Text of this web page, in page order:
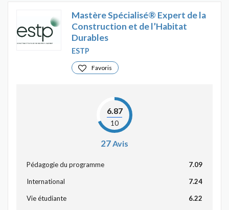
Mastère Spécialisé® Expert de la
Construction et de l’Habitat
Durables
ESTP
Favoris
6.87
10
27 Avis
Pédagogie du programme 7.09
International 7.24
Vie étudiante 6.22